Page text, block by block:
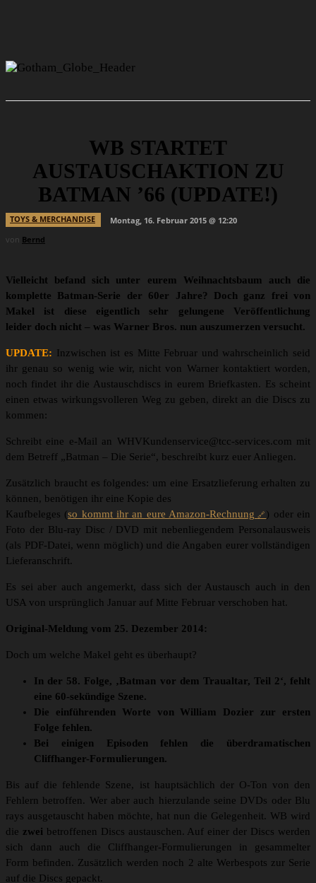
WB STARTET
AUSTAUSCHAKTION ZU
BATMAN ’66 (UPDATE!)
TOYS & MERCHANDISE
Montag, 16. Februar 2015 @ 12:20
von Bernd
Vielleicht befand sich unter eurem Weihnachtsbaum auch die
komplette Batman-Serie der 60er Jahre? Doch ganz frei von
Makel ist diese eigentlich sehr gelungene Veröffentlichung
leider doch nicht – was Warner Bros. nun auszumerzen versucht.
UPDATE: Inzwischen ist es Mitte Februar und wahrscheinlich seid
ihr genau so wenig wie wir, nicht von Warner kontaktiert worden,
noch findet ihr die Austauschdiscs in eurem Briefkasten. Es scheint
einen etwas wirkungsvolleren Weg zu geben, direkt an die Discs zu
kommen:
Schreibt eine e-Mail an WHVKundenservice@tcc-services.com mit
dem Betreff „Batman – Die Serie“, beschreibt kurz euer Anliegen.
Zusätzlich braucht es folgendes: um eine Ersatzlieferung erhalten zu
können, benötigen ihr eine Kopie des
Kaufbeleges (so kommt ihr an eure Amazon-Rechnung
) oder ein
Foto der Blu-ray Disc / DVD mit nebenliegendem Personalausweis
(als PDF-Datei, wenn möglich) und die Angaben eurer vollständigen
Lieferanschrift.
Es sei aber auch angemerkt, dass sich der Austausch auch in den
USA von ursprünglich Januar auf Mitte Februar verschoben hat.
Original-Meldung vom 25. Dezember 2014:
Doch um welche Makel geht es überhaupt?
In der 58. Folge, ‚Batman vor dem Traualtar, Teil 2‘, fehlt
eine 60-sekündige Szene.
Die einführenden Worte von William Dozier zur ersten
Folge fehlen.
Bei einigen Episoden fehlen die überdramatischen
Cliffhanger-Formulierungen.
Bis auf die fehlende Szene, ist hauptsächlich der O-Ton von den
Fehlern betroffen. Wer aber auch hierzulande seine DVDs oder Blu
rays ausgetauscht haben möchte, hat nun die Gelegenheit. WB wird
die zwei betroffenen Discs austauschen. Auf einer der Discs werden
sich dann auch die Cliffhanger-Formulierungen in gesammelter
Form befinden. Zusätzlich werden noch 2 alte Werbespots zur Serie
auf die Discs gepackt.